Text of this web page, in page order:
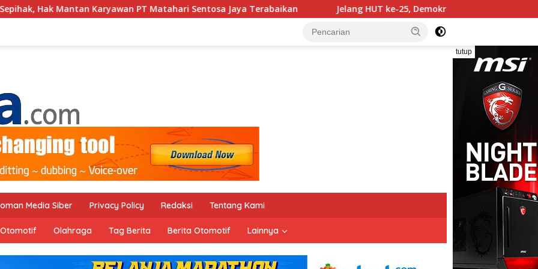
PT Matahari Sentosa Jaya Terabaikan Jelang HUT ke-25, Demokrat Tegaskan Komitmen Jadi Sahabat Rakyat
tutup
Media Siber Privacy Policy Redaksi Tentang Kami
Otomotif Olahraga Tag Berita Berita Otomotif Lainnya